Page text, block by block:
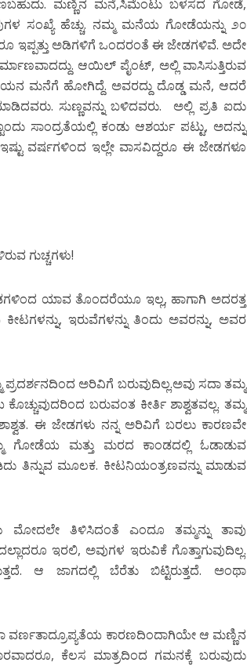
ಮಣ್ಣಿನ ಮನೆ,ಸಿಮೆಂಟು ಬಳಸದ ಗೋಡೆ,
ಸಂಖ್ಯೆ ಹೆಚ್ಚು. ನಮ್ಮ ಮನೆಯ ಗೋಡೆಯನ್ನು ೨೦
ಇಪ್ಪತ್ತು ಅಡಿಗಳಿಗೆ ಒಂದರಂತೆ ಈ ಜೇಡಗಳಿವೆ. ಅದೇ
ಆಯಿಲ್ ಪೈಂಟ್, ಅಲ್ಲಿ ವಾಸಿಸುತ್ತಿರುವ
ಮನೆಗೆ ಹೋಗಿದ್ದೆ. ಅವರದ್ದು ದೊಡ್ಡ ಮನೆ, ಆದರೆ
ಸುಣ್ಣವನ್ನು ಬಳಿದವರು. ಅಲ್ಲಿ ಪ್ರತಿ ಐದು
ಸಾಂದ್ರತೆಯಲ್ಲಿ ಕಂಡು ಆಶರ್ಯ ಪಟ್ಟು, ಅದನ್ನು
ವರ್ಷಗಳಿಂದ ಇಲ್ಲೇ ವಾಸವಿದ್ದರೂ ಈ ಜೇಡಗಳೂ
ಗುಚ್ಚಗಳು!
ಯಾವ ತೊಂದರೆಯೂ ಇಲ್ಲ, ಹಾಗಾಗಿ ಅದರತ್ತ
ಇರುವೆಗಳನ್ನು ತಿಂದು ಅವರನ್ನು, ಅವರ
ಅರಿವಿಗೆ ಬರುವುದಿಲ್ಲ.ಅವು ಸದಾ ತಮ್ಮ
ಬರುವಂತ ಕೀರ್ತಿ ಶಾಶ್ವತವಲ್ಲ. ತಮ್ಮ
ಈ ಜೇಡಗಳು ನನ್ನ ಅರಿವಿಗೆ ಬರಲು ಕಾರಣವೇ
ಗೋಡೆಯ ಮತ್ತು ಮರದ ಕಾಂಡದಲ್ಲಿ ಓಡಾಡುವ
ತಿನ್ನುವ ಮೂಲಕ. ಕೀಟನಿಯಂತ್ರಣವನ್ನು ಮಾಡುವ
ತಿಳಿಸಿದಂತೆ ಎಂದೂ ತಮ್ಮನ್ನು ತಾವು
ಇರಲಿ, ಅವುಗಳ ಇರುವಿಕೆ ಗೊತ್ತಾಗುವುದಿಲ್ಲ.
ಆ ಜಾಗದಲ್ಲಿ ಬೆರೆತು ಬಿಟ್ಟಿರುತ್ತದೆ. ಅಂಥಾ
ವರ್ಣತಾದ್ರೂಪ್ಯತೆಯ ಕಾರಣದಿಂದಾಗಿಯೇ ಆ ಮಣ್ಣಿನ
ಕೆಲಸ ಮಾತ್ರದಿಂದ ಗಮನಕ್ಕೆ ಬರುವುದು